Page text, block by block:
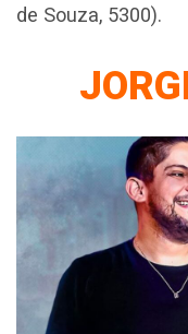
de Souza, 5300).